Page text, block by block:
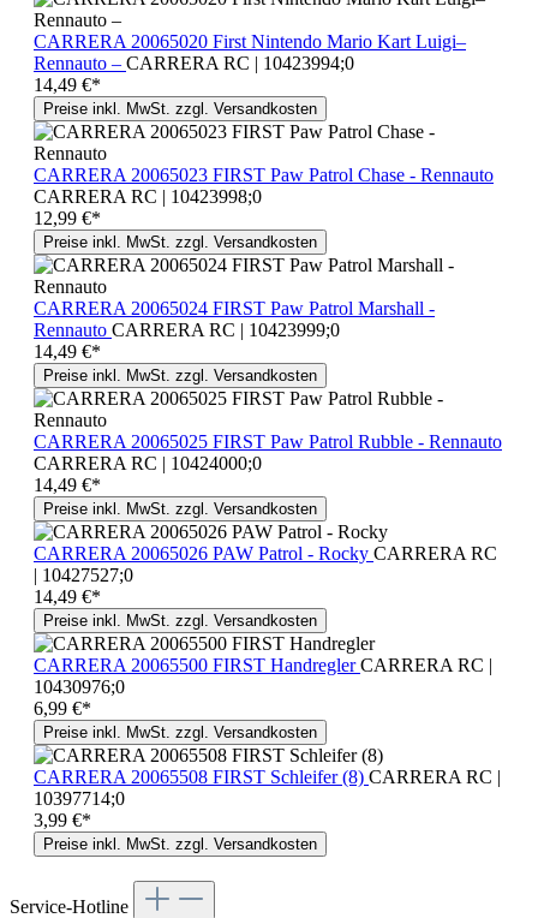
CARRERA 20065020 First Nintendo Mario Kart Luigi–
Rennauto – CARRERA RC | 10423994;0
14,49 €*
Preise inkl. MwSt. zzgl. Versandkosten
CARRERA 20065023 FIRST Paw Patrol Chase - Rennauto
CARRERA RC | 10423998;0
12,99 €*
Preise inkl. MwSt. zzgl. Versandkosten
CARRERA 20065024 FIRST Paw Patrol Marshall -
Rennauto CARRERA RC | 10423999;0
14,49 €*
Preise inkl. MwSt. zzgl. Versandkosten
CARRERA 20065025 FIRST Paw Patrol Rubble - Rennauto
CARRERA RC | 10424000;0
14,49 €*
Preise inkl. MwSt. zzgl. Versandkosten
CARRERA 20065026 PAW Patrol - Rocky CARRERA RC
| 10427527;0
14,49 €*
Preise inkl. MwSt. zzgl. Versandkosten
CARRERA 20065500 FIRST HandreglerCARRERA RC |
10430976;0
6,99 €*
Preise inkl. MwSt. zzgl. Versandkosten
CARRERA 20065508 FIRST Schleifer (8) CARRERA RC |
10397714;0
3,99 €*
Preise inkl. MwSt. zzgl. Versandkosten
Service-Hotline